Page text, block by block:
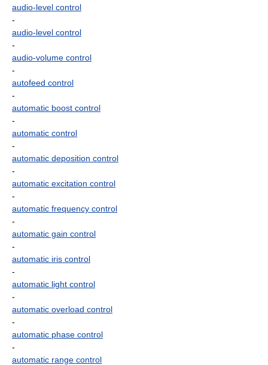
audio-level control
-
audio-level control
-
audio-volume control
-
autofeed control
-
automatic boost control
-
automatic control
-
automatic deposition control
-
automatic excitation control
-
automatic frequency control
-
automatic gain control
-
automatic iris control
-
automatic light control
-
automatic overload control
-
automatic phase control
-
automatic range control